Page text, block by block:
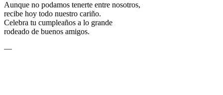
Aunque no podamos tenerte entre nosotros,
recibe hoy todo nuestro cariño.
Celebra tu cumpleaños a lo grande
rodeado de buenos amigos.
—